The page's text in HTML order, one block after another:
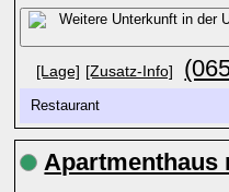
[Lage] [Zusatz-Info]
Restaurant
Apartmenthaus